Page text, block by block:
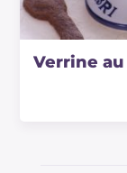
Verrine